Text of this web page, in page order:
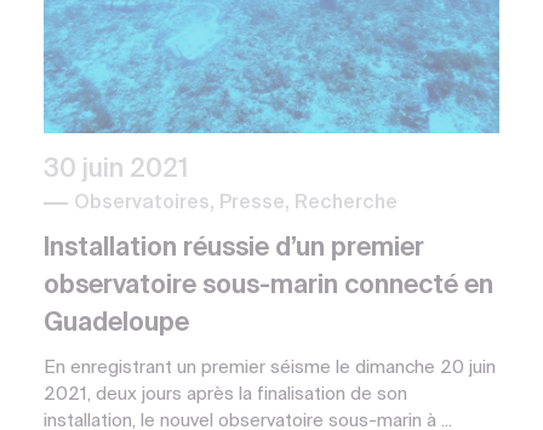
30 juin 2021
Observatoires, Presse, Recherche
Installation réussie d’un premier
observatoire sous-marin connecté en
Guadeloupe
En enregistrant un premier séisme le dimanche 20 juin
2021, deux jours après la finalisation de son
installation, le nouvel observatoire sous-marin à ...